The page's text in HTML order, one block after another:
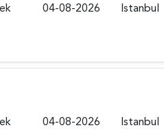
04-08-2026 Istanbul
04-08-2026 Istanbul